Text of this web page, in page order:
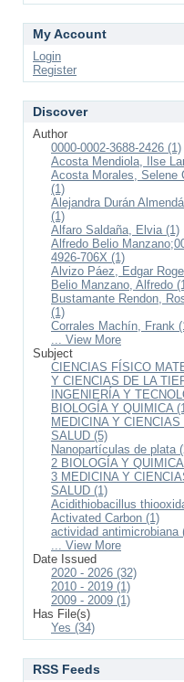
My Account
Login
Register
Discover
Author
0000-0002-3688-2426 (1)
Acosta Mendiola, Ilse
Acosta Morales, Selene
(1)
Alejandra Durán
(1)
Alfaro Saldaña, Elvia (1)
Alfredo Belio
4926-706X (1)
Alvizo Páez, Edgar
Belio Manzano, Alfredo
Bustamante Rendon,
(1)
Corrales Machín, Frank
... View More
Subject
CIENCIAS FÍSICO
Y CIENCIAS DE LA
INGENIERÍA Y
BIOLOGÍA Y QUIMICA
MEDICINA Y CIENCIAS
SALUD (5)
Nanopartículas de plata
2 BIOLOGÍA Y
3 MEDICINA Y
SALUD (1)
Acidithiobacillus
Activated Carbon (1)
actividad antimicrobiana
... View More
Date Issued
2020 - 2026 (32)
2010 - 2019 (1)
2009 - 2009 (1)
Has File(s)
Yes (34)
RSS Feeds